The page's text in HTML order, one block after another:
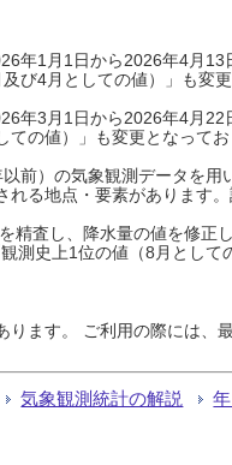
年1月1日から2026年4月
4月としての値）」も変
年3月1日から2026年4月
の値）」も変更となって
前）の気象観測データを
る地点・要素があります。
査し、降水量の値を修正
測史上1位の値（8月とし
ます。 ご利用の際には、
気象観測統計の解説